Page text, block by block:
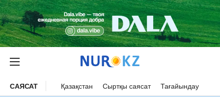
САЯСАТ Қазақстан Сыртқы саясат Тағайындау